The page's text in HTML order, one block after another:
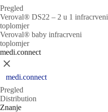
Pregled
Veroval® DS22 – 2 u 1 infracrveni
toplomjer
Veroval® baby infracrveni
toplomjer
medi.connect
Zatvori
medi.connect
Pregled
Distribution
Znanje